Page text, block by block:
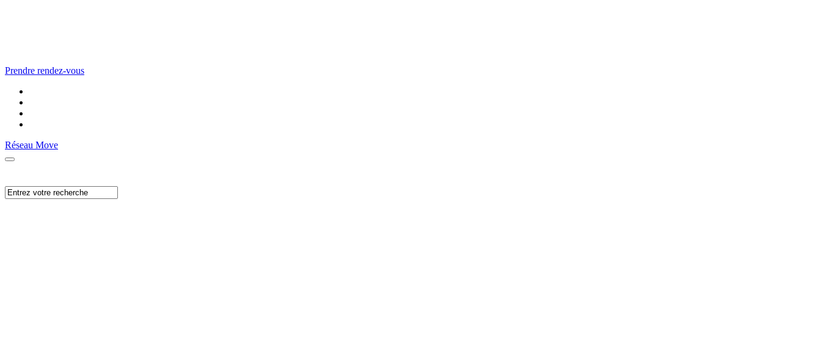
Prendre rendez-vous
Réseau Move